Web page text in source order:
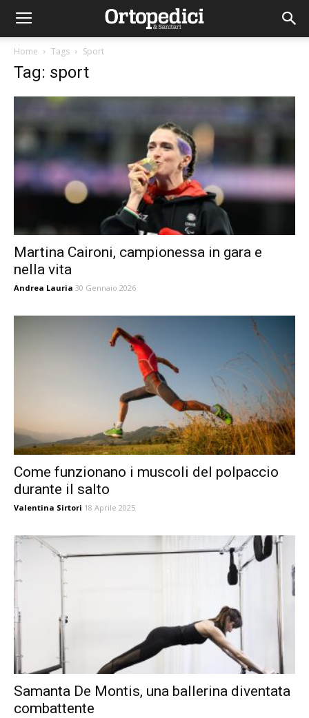
Home Tags Sport
Tag: sport
Martina Caironi, campionessa in gara e
nella vita
Andrea Lauria 30 Gennaio 2026
Come funzionano i muscoli del polpaccio
durante il salto
Valentina Sirtori 18 Aprile 2025
Samanta De Montis, una ballerina diventata
combattente